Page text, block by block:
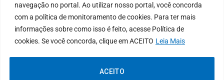
navegação no portal. Ao utilizar nosso portal, você concorda
com a política de monitoramento de cookies. Para ter mais
informações sobre como isso é feito, acesse Política de
cookies. Se você concorda, clique em ACEITO Leia Mais
ACEITO